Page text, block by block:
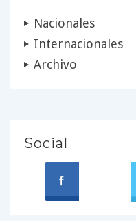
Nacionales
Internacionales
Archivo
Social